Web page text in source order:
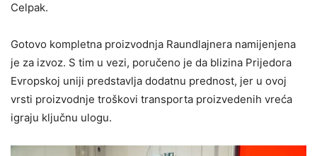
Celpak.
Gotovo kompletna proizvodnja Raundlajnera namijenjena
je za izvoz. S tim u vezi, poručeno je da blizina Prijedora
Evropskoj uniji predstavlja dodatnu prednost, jer u ovoj
vrsti proizvodnje troškovi transporta proizvedenih vreća
igraju ključnu ulogu.